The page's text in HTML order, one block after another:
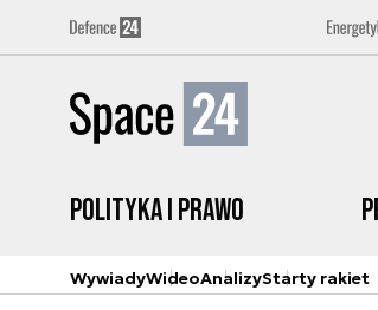
Polityka i prawo
WywiadyWideoAnalizyStarty rakiet